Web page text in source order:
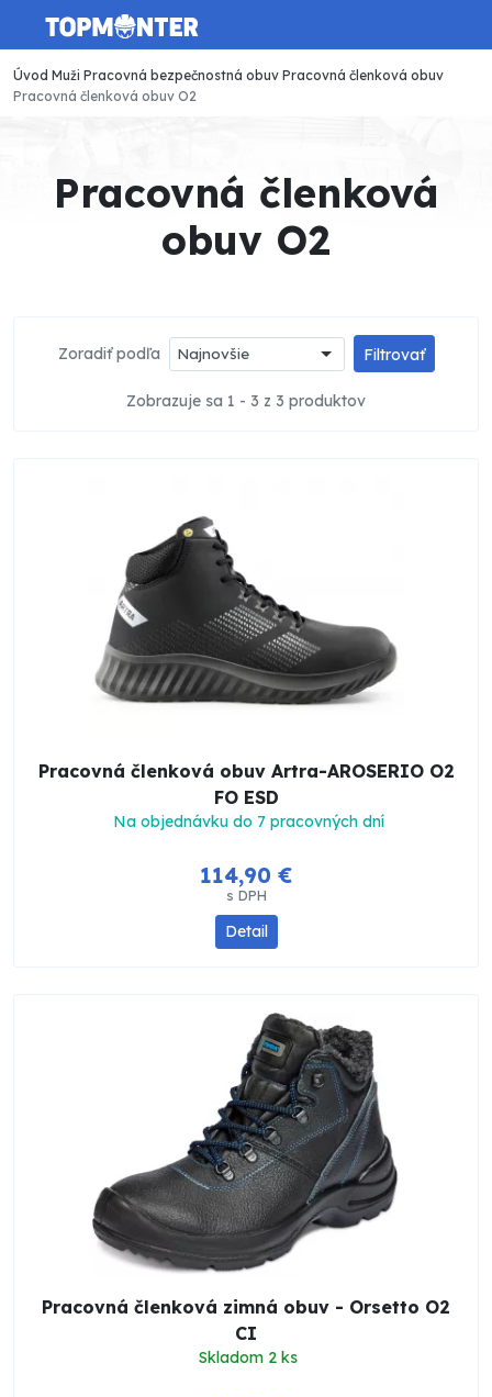
Úvod Muži Pracovná bezpečnostná obuv Pracovná členková obuv
Pracovná členková obuv O2
Pracovná členková
obuv O2
Zoradiť podľa Najnovšie Filtrovať
Zobrazuje sa 1 - 3 z 3 produktov
Pracovná členková obuv Artra-AROSERIO O2
FO ESD
Na objednávku do 7 pracovných dní
114,90 €
s DPH
Detail
Pracovná členková zimná obuv - Orsetto O2
CI
Skladom 2 ks